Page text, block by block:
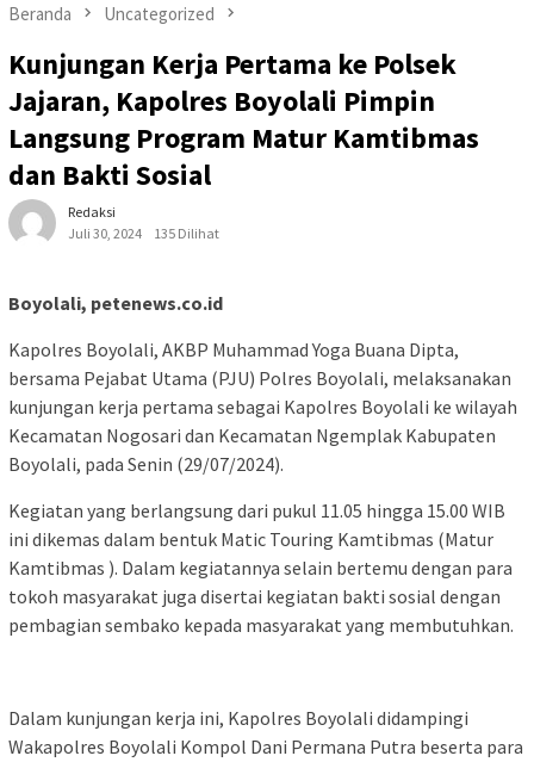
Beranda Uncategorized
Kunjungan Kerja Pertama ke Polsek
Jajaran, Kapolres Boyolali Pimpin
Langsung Program Matur Kamtibmas
dan Bakti Sosial
Redaksi
Juli 30, 2024
135 Dilihat
Boyolali, petenews.co.id
Kapolres Boyolali, AKBP Muhammad Yoga Buana Dipta,
bersama Pejabat Utama (PJU) Polres Boyolali, melaksanakan
kunjungan kerja pertama sebagai Kapolres Boyolali ke wilayah
Kecamatan Nogosari dan Kecamatan Ngemplak Kabupaten
Boyolali, pada Senin (29/07/2024).
Kegiatan yang berlangsung dari pukul 11.05 hingga 15.00 WIB
ini dikemas dalam bentuk Matic Touring Kamtibmas (Matur
Kamtibmas ). Dalam kegiatannya selain bertemu dengan para
tokoh masyarakat juga disertai kegiatan bakti sosial dengan
pembagian sembako kepada masyarakat yang membutuhkan.
Dalam kunjungan kerja ini, Kapolres Boyolali didampingi
Wakapolres Boyolali Kompol Dani Permana Putra beserta para